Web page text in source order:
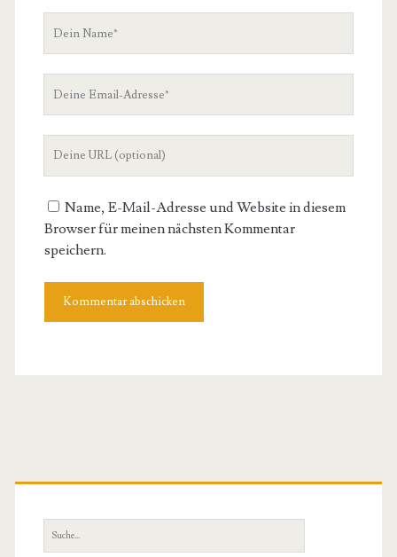
Name, E-Mail-Adresse und Website in diesem
Browser für meinen nächsten Kommentar
speichern.
Suche
nach: